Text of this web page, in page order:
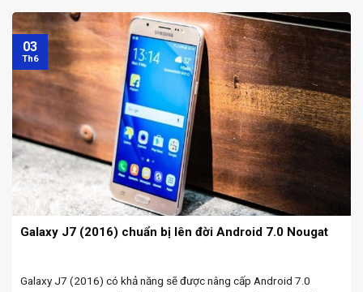
Galaxy J7 (2016) chuẩn bị lên đời Android 7.0 Nougat
Galaxy J7 (2016) có khả năng sẽ được nâng cấp Android 7.0
03
Th6